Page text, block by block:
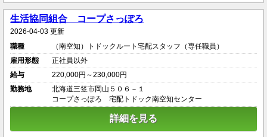
生活協同組合 コープさっぽろ
2026-04-03 更新
職種
（南空知）トドックルート宅配スタッフ（専任職員）
雇用形態
正社員以外
給与
220,000円～230,000円
勤務地
北海道三笠市岡山５０６－１
コープさっぽろ 宅配トドック南空知センター
詳細を見る